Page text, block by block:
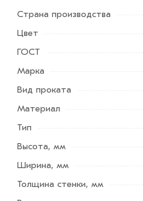
Страна производства
Цвет
ГОСТ
Марка
Вид проката
Материал
Тип
Высота, мм
Ширина, мм
Толщина стенки, мм